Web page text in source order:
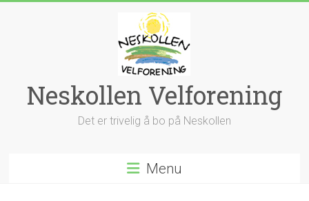
Neskollen Velforening
Det er trivelig å bo på Neskollen
Menu